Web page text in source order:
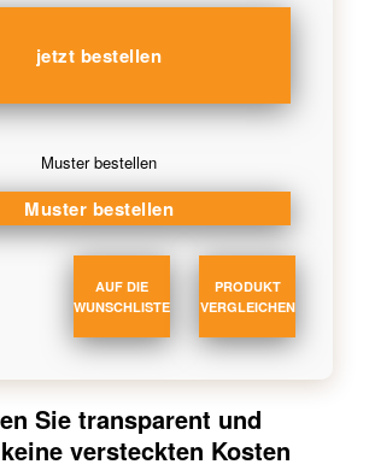
Muster bestellen
AUF DIE
WUNSCHLISTE
PRODUKT
VERGLEICHEN
Sie transparent und
versteckten Kosten